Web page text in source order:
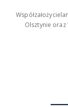
Olsztynie oraz